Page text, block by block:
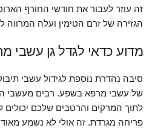
זה עוזר לעבור את חודשי החורף
הגזירה של זרם הטימין ועלה המרווה
מדוע כדאי לגדל גן עשבי
סיבה נהדרת נוספת לגידול עשבי
של עשבי מרפא בשפע. רבים מעשבי
לתוך המרקים והרטבים שלכם
פריחה מגרדת. זה אולי לא נשמע